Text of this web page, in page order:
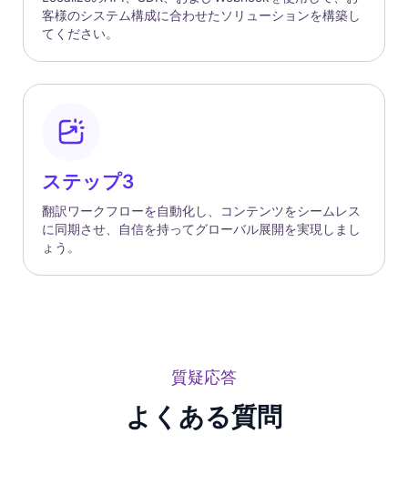
客様のシステム構成に合わせたソリューションを構築し
てください。
ステップ3
翻訳ワークフローを自動化し、コンテンツをシームレス
に同期させ、自信を持ってグローバル展開を実現しまし
ょう。
質疑応答
よくある質問